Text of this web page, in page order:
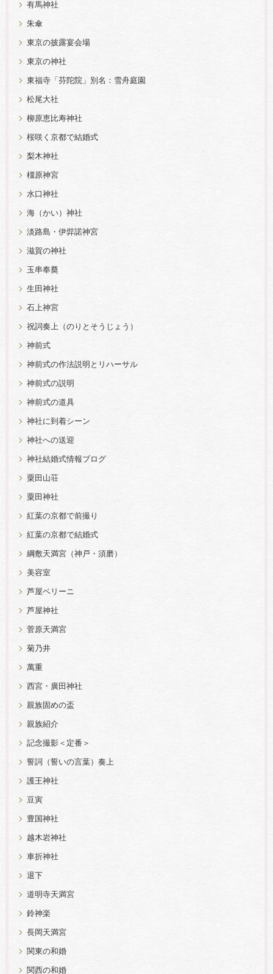
有馬神社
朱傘
東京の披露宴会場
東京の神社
東福寺「芬陀院」別名：雪舟庭園
松尾大社
柳原恵比寿神社
桜咲く京都で結婚式
梨木神社
橿原神宮
水口神社
海（かい）神社
淡路島・伊弉諾神宮
滋賀の神社
玉串奉奠
生田神社
石上神宮
祝詞奏上（のりとそうじょう）
神前式
神前式の作法説明とリハーサル
神前式の説明
神前式の道具
神社に到着シーン
神社への送迎
神社結婚式情報ブログ
粟田山荘
粟田神社
紅葉の京都で前撮り
紅葉の京都で結婚式
綱敷天満宮（神戸・須磨）
美容室
芦屋ベリーニ
芦屋神社
菅原天満宮
菊乃井
萬重
西宮・廣田神社
親族固めの盃
親族紹介
記念撮影＜定番＞
誓詞（誓いの言葉）奏上
護王神社
豆寅
豊国神社
越木岩神社
車折神社
退下
道明寺天満宮
鈴神楽
長岡天満宮
関東の和婚
関西の和婚